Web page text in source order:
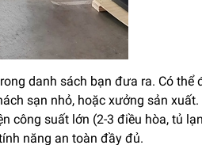
danh sách bạn đưa ra. Có thể
sạn nhỏ, hoặc xưởng sản xuất.
công suất lớn (2-3 điều hòa, tủ
năng an toàn đầy đủ.